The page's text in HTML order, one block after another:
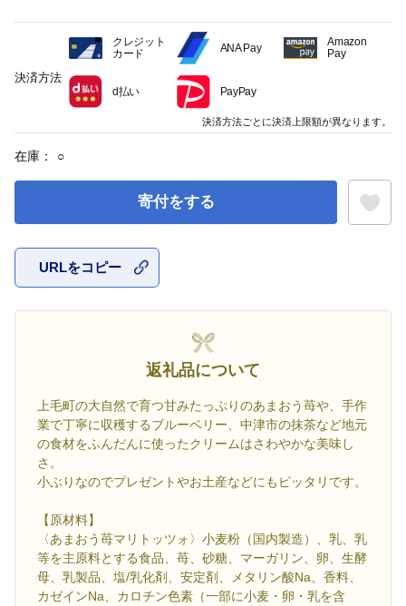
在庫： ○
寄付をする
URLをコピー
返礼品について
上毛町の大自然で育つ甘みたっぷりのあまおう苺や、手作
業で丁寧に収穫するブルーベリー、中津市の抹茶など地元
の食材をふんだんに使ったクリームはさわやかな美味し
さ。
小ぶりなのでプレゼントやお土産などにもピッタリです。
【原材料】
〈あまおう苺マリトッツォ〉小麦粉（国内製造）、乳、乳
等を主原料とする食品、苺、砂糖、マーガリン、卵、生酵
母、乳製品、塩/乳化剤、安定剤、メタリン酸Na、香料、
カゼインNa、カロチン色素（一部に小麦・卵・乳を含
決済方法
クレジット
カード
ANA Pay
Amazon
Pay
d払い PayPay
決済方法ごとに決済上限額が異なります。